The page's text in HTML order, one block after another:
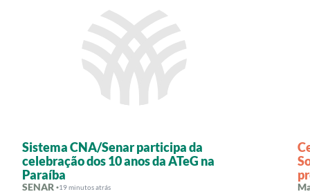
Sistema CNA/Senar participa da
celebração dos 10 anos da ATeG na
Paraíba
SENAR ·19 minutos atrás